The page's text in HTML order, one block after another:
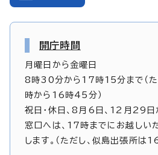
開庁時間
月曜日から金曜日
8時30分から17時15分まで（た
時から16時45分）
祝日・休日、8月6日、12月29
窓口へは、17時までにお越しい
します。（ただし、似島出張所は